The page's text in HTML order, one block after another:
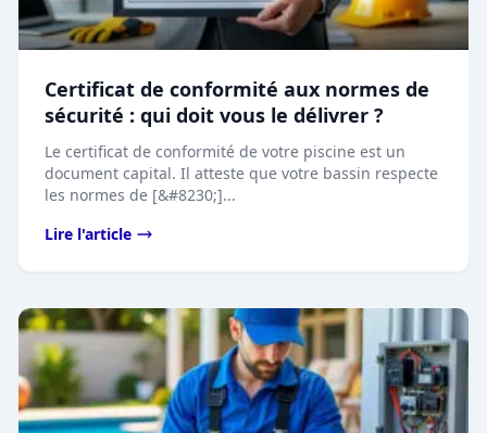
Certificat de conformité aux normes de
sécurité : qui doit vous le délivrer ?
Le certificat de conformité de votre piscine est un
document capital. Il atteste que votre bassin respecte
les normes de [&#8230;]...
Lire l'article